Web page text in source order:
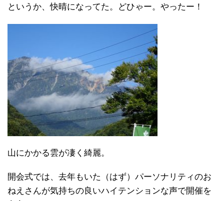
というか、快晴になってた。どひゃー。やったー！
山にかかる雲が凄く綺麗。
開会式では、去年もいた（はず）パーソナリティのお
ねえさんが気持ちの良いハイテンションな声で開催を